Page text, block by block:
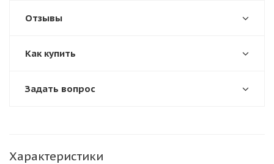
Отзывы
Как купить
Задать вопрос
Характеристики